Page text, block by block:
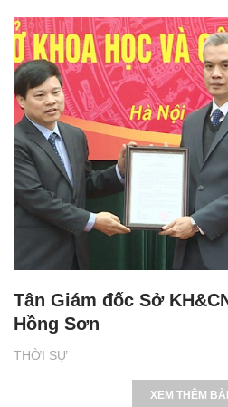
THỜI SỰ
Tân Giám đốc Sở
Hồng Sơn
XEM THÊM